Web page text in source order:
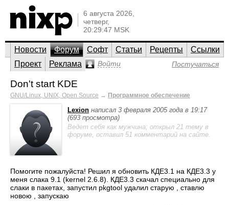
6 августа 2026,
четверг,
20:29:47 MSK
Новости Форум Софт Статьи Рецепты
Ссылки
Проект
Реклама Войти Постучаться
Don't start KDE
GNU/Linux, UNIX, Open Source → Программное обеспечение
Lexion написал 3 февраля 2005 года в 19:17
(693 просмотра)
Ведет себя как мужчина; открыл 21 тему в
форуме, оставил 51 комментарий на сайте.
Помогите пожалуйста! Решил я обновить КДЕ3.1 на КДЕ3.3 у
меня слака 9.1 (kernel 2.6.8). КДЕ3.3 скачал специально для
слаки в пакетах, запустил pkgtool удалил старую , ставлю
новою , запускаю